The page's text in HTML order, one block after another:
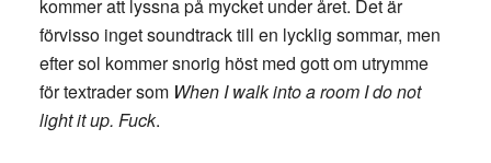
kommer att lyssna på mycket under året. Det är
förvisso inget soundtrack till en lycklig sommar, men
efter sol kommer snorig höst med gott om utrymme
för textrader som When I walk into a room I do not
light it up. Fuck.